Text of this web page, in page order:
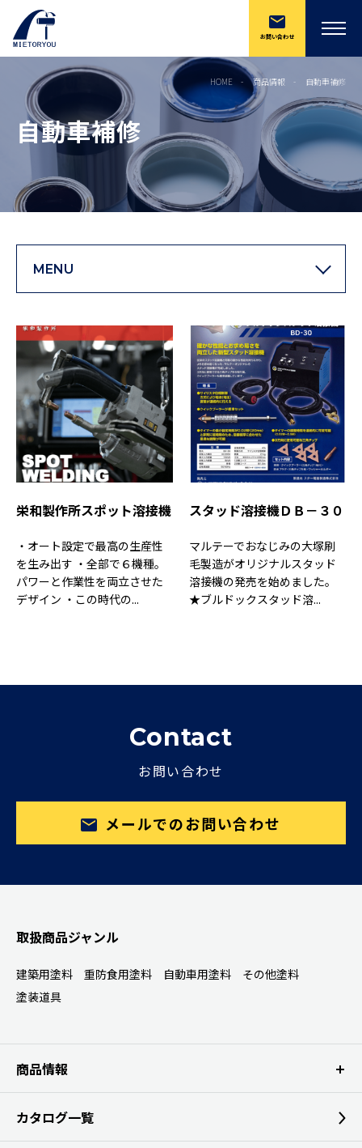
お問い合わせ
HOME 商品情報 自動車補修
自動車補修
栄和製作所スポット溶接機
・オート設定で最高の生産性
を生み出す ・全部で６機種。
パワーと作業性を両立させた
デザイン ・この時代の...
スタッド溶接機ＤＢ－３０
マルテーでおなじみの大塚刷
毛製造がオリジナルスタッド
溶接機の発売を始めました。
★ブルドックスタッド溶...
MENU
Contact
お問い合わせ
メールでのお問い合わせ
取扱商品ジャンル
建築用塗料 重防食用塗料 自動車用塗料
その他塗料
塗装道具
商品情報
カタログ一覧